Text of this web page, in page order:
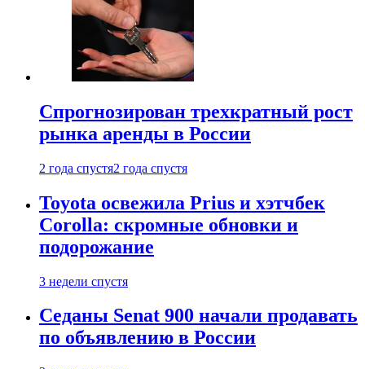
Спрогнозирован трехкратный рост
рынка аренды в России
2 года спустя2 года спустя
Toyota освежила Prius и хэтчбек
Corolla: скромные обновки и
подорожание
3 недели спустя
Седаны Senat 900 начали продавать
по объявлению в России